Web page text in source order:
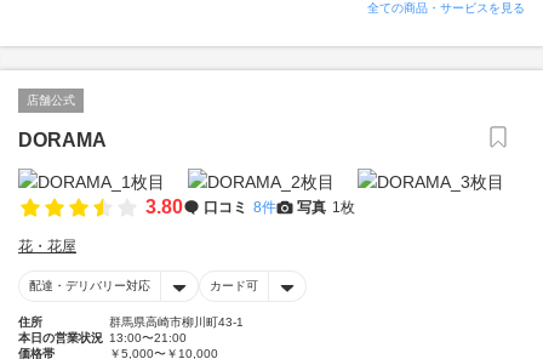
全ての商品・サービスを見る
店舗公式
DORAMA
3.80 口コミ 8件 写真 1枚
花・花屋
配達・デリバリー対応 カード可
住所
群馬県高崎市柳川町43-1
本日の営業状況 13:00〜21:00
価格帯
￥5,000〜￥10,000